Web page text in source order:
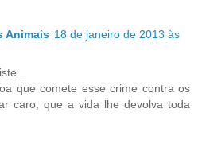
Animais 18 de janeiro de 2013 às
que comete esse crime contra os
caro, que a vida lhe devolva toda